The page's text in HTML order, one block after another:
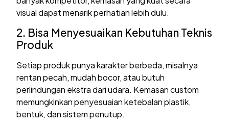
visual dapat menarik perhatian lebih dulu.
2. Bisa Menyesuaikan Kebutuhan Teknis
Produk
Setiap produk punya karakter berbeda, misalnya
rentan pecah, mudah bocor, atau butuh
perlindungan ekstra dari udara. Kemasan custom
memungkinkan penyesuaian ketebalan plastik,
bentuk, dan sistem penutup.